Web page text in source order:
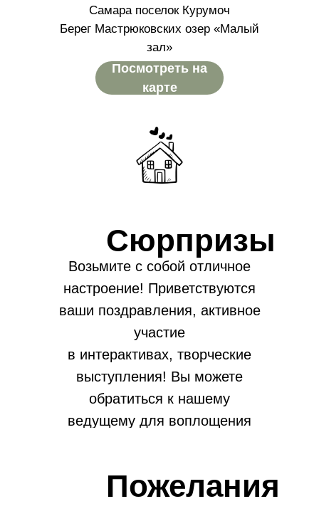
Посмотреть на
карте
Самара поселок Курумоч
Берег Мастрюковских озер «Малый
зал»
Возьмите с собой отличное
настроение! Приветствуются
ваши поздравления, активное
участие
в интерактивах, творческие
выступления! Вы можете
обратиться к нашему
ведущему для воплощения
Сюрпризы
Пожелания